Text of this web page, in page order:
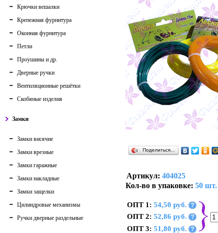
Крючки вешалки
Крепежная фурнитура
Оконная фурнитура
Петли
Проушины и др.
Дверные ручки
Вентиляционные решётки
Скобяные изделия
Замки
Замки висячие
Замки врезные
Замки гаражные
Замки накладные
Замки защелки
Цилиндровые механизмы
Ручки дверные раздельные
Поделиться…
Артикул: 404025
Кол-во в упаковке: 50 шт.
ОПТ 1: 54,50 руб. ?
ОПТ 2: 52,86 руб. ?
ОПТ 3: 51,80 руб. ?